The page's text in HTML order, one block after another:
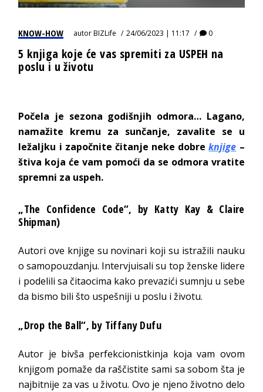
KNOW-HOW autorBIZLife 24/06/2023 | 11:17 0
5 knjiga koje će vas spremiti za USPEH na
poslu i u životu
Počela je sezona godišnjih odmora… Lagano,
namažite kremu za sunčanje, zavalite se u
ležaljku i započnite čitanje neke dobreknjige –
štiva koja će vam pomoći da se odmora vratite
spremni za uspeh.
„The Confidence Code“, by Katty Kay & Claire
Shipman)
Autori ove knjige su novinari koji su istražili nauku
o samopouzdanju. Intervjuisali su top ženske lidere
i podelili sa čitaocima kako prevazići sumnju u sebe
da bismo bili što uspešniji u poslu i životu.
„Drop the Ball“, by Tiffany Dufu
Autor je bivša perfekcionistkinja koja vam ovom
knjigom pomaže da raščistite sami sa sobom šta je
najbitnije za vas u životu. Ovo je njeno životno delo